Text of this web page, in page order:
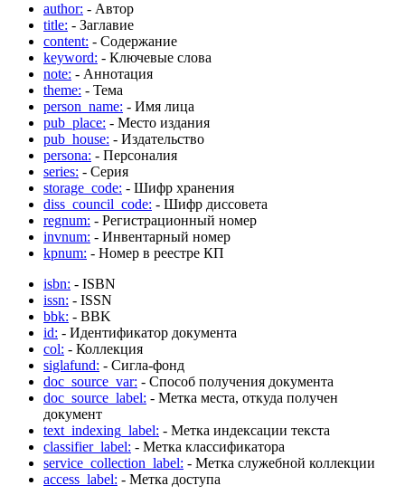
author: - Автор
title: - Заглавие
content: - Содержание
keyword: - Ключевые слова
note: - Аннотация
theme: - Тема
person_name: - Имя лица
pub_place: - Место издания
pub_house: - Издательство
persona: - Персоналия
series: - Серия
storage_code: - Шифр хранения
diss_council_code: - Шифр диссовета
regnum: - Регистрационный номер
invnum: - Инвентарный номер
kpnum: - Номер в реестре КП
isbn: - ISBN
issn: - ISSN
bbk: - BBK
id: - Идентификатор документа
col: - Коллекция
siglafund: - Сигла-фонд
doc_source_var: - Способ получения документа
doc_source_label: - Метка места, откуда получен
документ
text_indexing_label: - Метка индексации текста
classifier_label: - Метка классификатора
service_collection_label: - Метка служебной коллекции
access_label: - Метка доступа